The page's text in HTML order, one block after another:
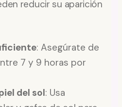
reducir su aparición
: Asegúrate de
7 y 9 horas por
del sol: Usa